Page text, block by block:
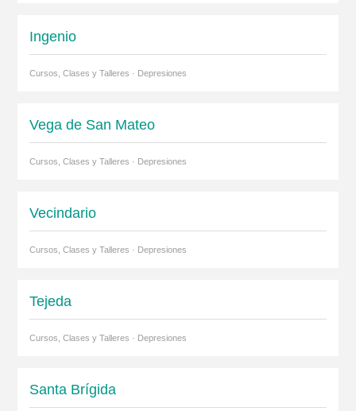
Ingenio
Cursos, Clases y Talleres · Depresiones
Vega de San Mateo
Cursos, Clases y Talleres · Depresiones
Vecindario
Cursos, Clases y Talleres · Depresiones
Tejeda
Cursos, Clases y Talleres · Depresiones
Santa Brígida